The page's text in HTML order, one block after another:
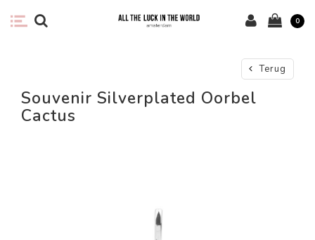
0
Terug
Souvenir Silverplated Oorbel
Cactus